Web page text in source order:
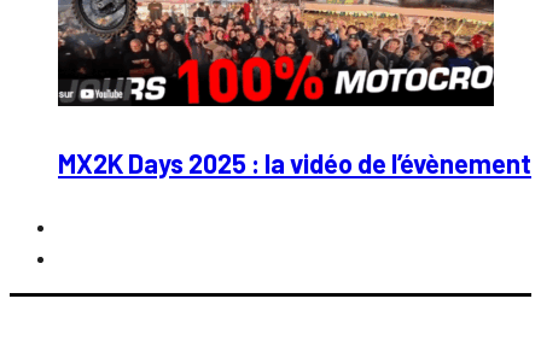
MX2K Days 2025 : la vidéo de l’évènement